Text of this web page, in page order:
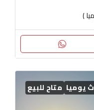
)
يوميا متاح للبيع